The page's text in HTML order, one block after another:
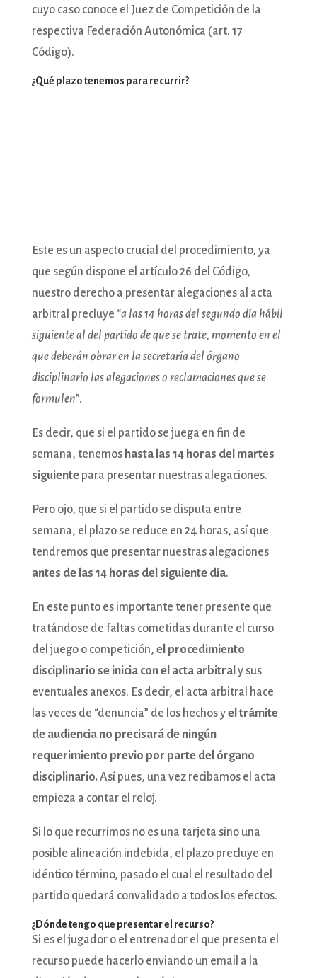
cuyo caso conoce el Juez de Competición de la
respectiva Federación Autonómica (art. 17
Código).
¿Qué plazo tenemos para recurrir?
Este es un aspecto crucial del procedimiento, ya
que según dispone el artículo 26 del Código,
nuestro derecho a presentar alegaciones al acta
arbitral precluye “a las 14 horas del segundo día hábil
siguiente al del partido de que se trate, momento en el
que deberán obrar en la secretaría del órgano
disciplinario las alegaciones o reclamaciones que se
formulen”.
Es decir, que si el partido se juega en fin de
semana, tenemos hasta las 14 horas del martes
siguiente para presentar nuestras alegaciones.
Pero ojo, que si el partido se disputa entre
semana, el plazo se reduce en 24 horas, así que
tendremos que presentar nuestras alegaciones
antes de las 14 horas del siguiente día.
En este punto es importante tener presente que
tratándose de faltas cometidas durante el curso
del juego o competición, el procedimiento
disciplinario se inicia con el acta arbitral y sus
eventuales anexos. Es decir, el acta arbitral hace
las veces de “denuncia” de los hechos yel trámite
de audiencia no precisará de ningún
requerimiento previo por parte del órgano
disciplinario.Así pues, una vez recibamos el acta
empieza a contar el reloj.
Si lo que recurrimos no es una tarjeta sino una
posible alineación indebida, el plazo precluye en
idéntico término, pasado el cual el resultado del
partido quedará convalidado a todos los efectos.
¿Dónde tengo que presentar el recurso?
Si es el jugador o el entrenador el que presenta el
recurso puede hacerlo enviando un email a la